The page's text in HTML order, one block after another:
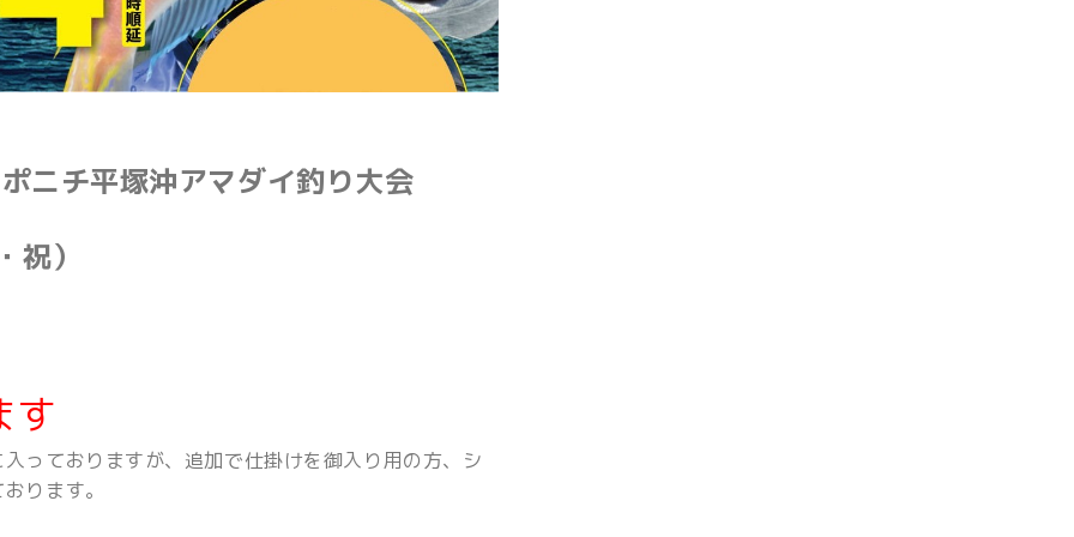
ニチ平塚沖アマダイ釣り大会
）
す
っておりますが、追加で仕掛けを御入り用の方、シ
ります。